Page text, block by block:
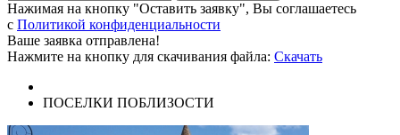
Нажимая на кнопку "Оставить заявку", Вы соглашаетесь
c Политикой конфиденциальности
Ваше заявка отправлена!
Нажмите на кнопку для скачивания файла: Скачать
ПОСЕЛКИ ПОБЛИЗОСТИ